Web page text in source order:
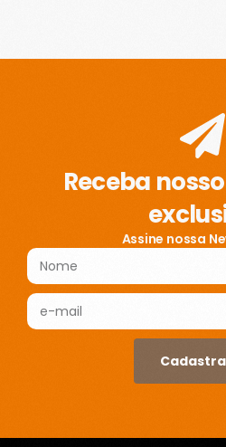
Receba
Assine nossa